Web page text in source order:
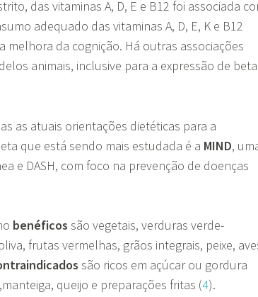
das vitaminas A, D, E e B12 foi associada
adequado das vitaminas A, D, E, K e B12
melhora da cognição. Há outras associações
animais, inclusive para a expressão de
as atuais orientações dietéticas para a
que está sendo mais estudada é a MIND,
e DASH, com foco na prevenção de doenças
benéficos são vegetais, verduras verde-
frutas vermelhas, grãos integrais, peixe,
são ricos em açúcar ou gordura
queijo e preparações fritas (4).